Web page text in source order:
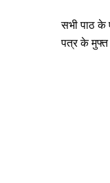
सभी पाठ के
पत्र के मुफ्त